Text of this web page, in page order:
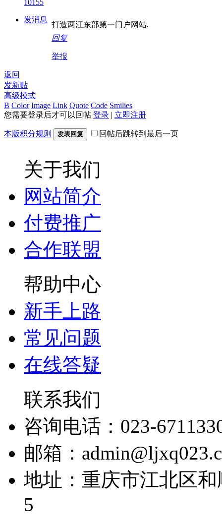
10155
发消息
打造两江东部第一门户网站.
回复
举报
返回
发新贴
高级模式
B Color Image Link Quote Code Smilies
您需要登录后才可以回帖 登录 | 立即注册
本版积分规则 发表回复 回帖后跳转到最后一页
关于我们
网站简介
付费推广
合作联盟
帮助中心
新手上路
常见问题
在线答疑
联系我们
咨询电话：023-
邮箱：
地址：重庆市江北区
5